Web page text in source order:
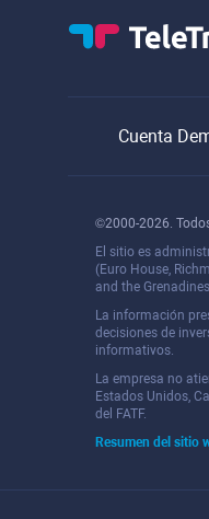
Cuenta
©2000-2026.
El sitio es
(Euro House,
and the
La información
decisiones de
informativos.
La empresa no
Estados Unidos,
del FATF.
Resumen del sitio